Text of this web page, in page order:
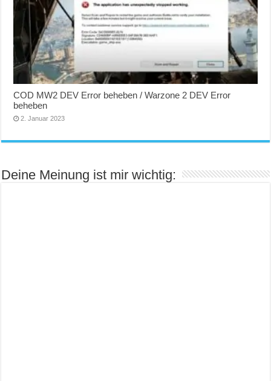
COD MW2 DEV Error beheben / Warzone 2 DEV Error
beheben
2. Januar 2023
Deine Meinung ist mir wichtig: